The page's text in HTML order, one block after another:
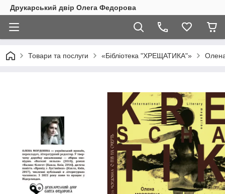
Друкарський двір Олега Федорова
Товари та послуги «Бібліотека "ХРЕЩАТИКА"»